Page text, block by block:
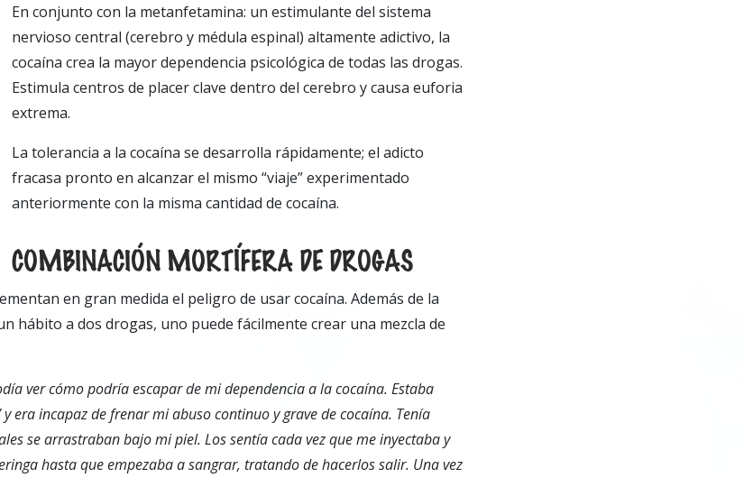
En conjunto con la metanfetamina: un estimulante del sistema
nervioso central (cerebro y médula espinal) altamente adictivo, la
cocaína crea la mayor dependencia psicológica de todas las drogas.
Estimula centros de placer clave dentro del cerebro y causa euforia
extrema.
La tolerancia a la cocaína se desarrolla rápidamente; el adicto
fracasa pronto en alcanzar el mismo “viaje” experimentado
anteriormente con la misma cantidad de cocaína.
COMBINACIÓN MORTÍFERA DE DROGAS
en gran medida el peligro de usar cocaína. Además de la
hábito a dos drogas, uno puede fácilmente crear una mezcla de
ver cómo podría escapar de mi dependencia a la cocaína. Estaba
y era incapaz de frenar mi abuso continuo y grave de cocaína. Tenía
se arrastraban bajo mi piel. Los sentía cada vez que me inyectaba y
hasta que empezaba a sangrar, tratando de hacerlos salir. Una vez